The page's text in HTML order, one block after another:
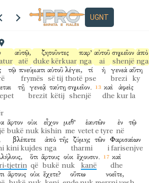
UGNT
të copave shtatë kosha
ἐμβὰς
kur hipi
εἰς
në
τὸ πλοῖον
varkën
μετὰ
me
αὐτῷ,
atë
ζητοῦντες
duke kërkuar
παρ’
nga
αὐτοῦ
ai
σημεῖον
shenjë
ἀπὸ
nga
τῷ πνεύματι
frymës
αὐτοῦ
së tij
λέγει,
thotë
τί
pse
ἡ γενεὰ
brezi
αὕτη
ky
τῇ γενεᾷ
brezit
ταύτῃ
këtij
σημεῖον.
shenjë
καὶ
dhe
ἀφεὶς
kur la
ἄρτον
bukë
οὐκ
nuk
εἶχον
kishin
μεθ’
me
ἑαυτῶν
vetet e tyre
ἐν
në
τῷ
βλέπετε
kini kujdes
ἀπὸ
nga
τῆς ζύμης
tharmi
τῶν Φαρισαίων
i farisenjve
tjetrin
ὅτι
që
ἄρτους
bukë
οὐκ
nuk
ἔχουσιν.
kanë
καὶ
dhe
ἄρτους οὐκ ἔχετε? οὔπω νοεῖτε,